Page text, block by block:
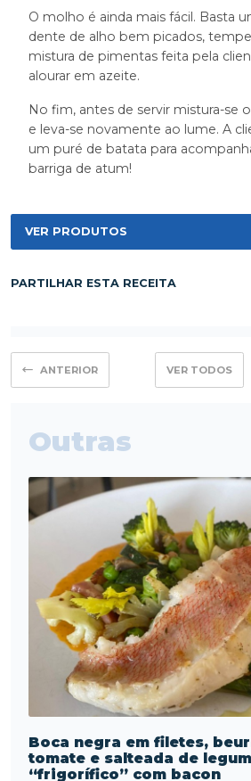
O molho é ainda mais fácil. Basta
dente de alho bem picados,
mistura de pimentas feita pela
alourar em azeite.
No fim, antes de servir mistura-se
e leva-se novamente ao lume. A
um puré de batata para
barriga de atum!
VER PRODUTOS
PARTILHAR ESTA RECEITA
ANTERIOR VER TODOS
Outras
Boca negra em filetes,
tomate e salteada de
“frigorífico” com bacon